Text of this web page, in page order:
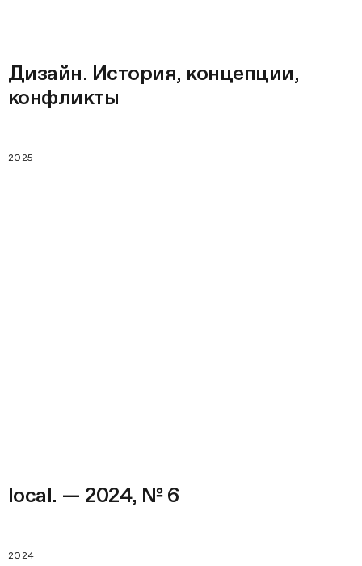
Дизайн. История, концепции,
конфликты
2025
local. — 2024, № 6
2024